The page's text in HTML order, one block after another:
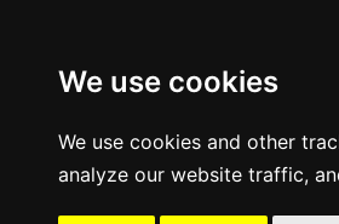
We use cookies
We use cookies and other
analyze our website traffic,